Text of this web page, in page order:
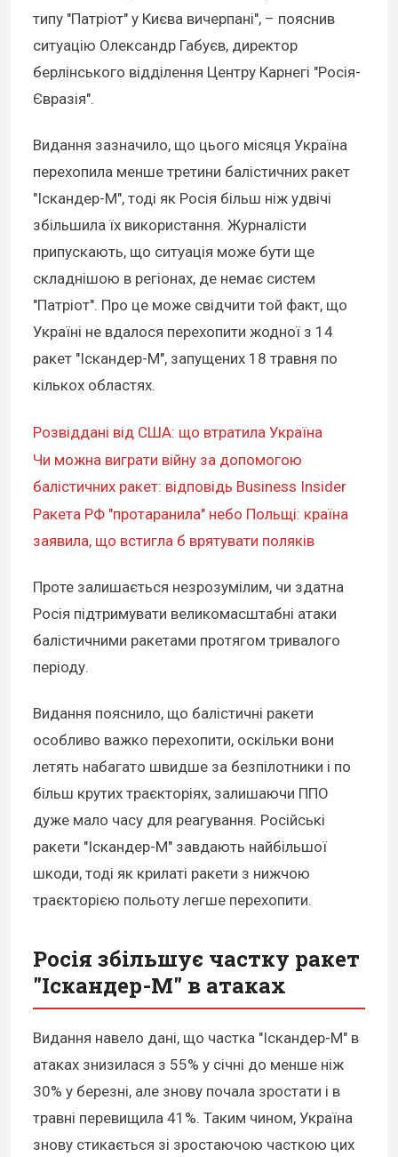
типу "Патріот" у Києва вичерпані", – пояснив
ситуацію Олександр Габуєв, директор
берлінського відділення Центру Карнегі "Росія-
Євразія".
Видання зазначило, що цього місяця Україна
перехопила менше третини балістичних ракет
"Іскандер-М", тоді як Росія більш ніж удвічі
збільшила їх використання. Журналісти
припускають, що ситуація може бути ще
складнішою в регіонах, де немає систем
"Патріот". Про це може свідчити той факт, що
Україні не вдалося перехопити жодної з 14
ракет "Іскандер-М", запущених 18 травня по
кількох областях.
Розвіддані від США: що втратила Україна
Чи можна виграти війну за допомогою
балістичних ракет: відповідь Business Insider
Ракета РФ "протаранила" небо Польщі: країна
заявила, що встигла б врятувати поляків
Проте залишається незрозумілим, чи здатна
Росія підтримувати великомасштабні атаки
балістичними ракетами протягом тривалого
періоду.
Видання пояснило, що балістичні ракети
особливо важко перехопити, оскільки вони
летять набагато швидше за безпілотники і по
більш крутих траєкторіях, залишаючи ППО
дуже мало часу для реагування. Російські
ракети "Іскандер-М" завдають найбільшої
шкоди, тоді як крилаті ракети з нижчою
траєкторією польоту легше перехопити.
Росія збільшує частку ракет
"Іскандер-М" в атаках
Видання навело дані, що частка "Іскандер-М" в
атаках знизилася з 55% у січні до менше ніж
30% у березні, але знову почала зростати і в
травні перевищила 41%. Таким чином, Україна
знову стикається зі зростаючою часткою цих